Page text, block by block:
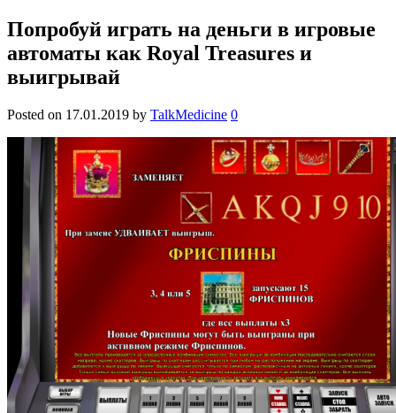
Попробуй играть на деньги в игровые
автоматы как Royal Treasures и
выигрывай
Posted on 17.01.2019 by TalkMedicine 0